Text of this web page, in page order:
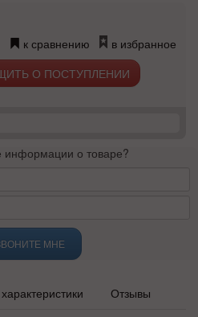
к сравнению в избранное
О ПОСТУПЛЕНИИ
информации о товаре?
МНЕ
Отзывы